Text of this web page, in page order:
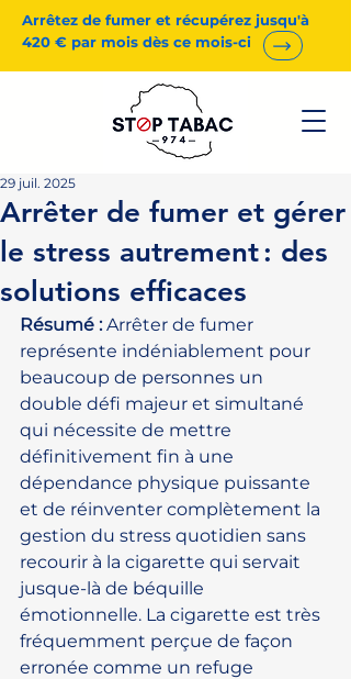
Arrêtez de fumer et récupérez jusqu'à
420 € par mois dès ce mois-ci
Arrêter de fumer et gérer
le stress autrement : des
solutions efficaces
29 juil. 2025
Résumé : Arrêter de fumer
représente indéniablement pour
beaucoup de personnes un
double défi majeur et simultané
qui nécessite de mettre
définitivement fin à une
dépendance physique puissante
et de réinventer complètement la
gestion du stress quotidien sans
recourir à la cigarette qui servait
jusque-là de béquille
émotionnelle. La cigarette est très
fréquemment perçue de façon
erronée comme un refuge